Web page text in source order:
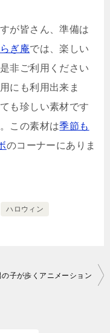
が皆さん、準備は
ぎ庵では、楽しい
非ご利用ください
にも利用出来ま
も珍しい素材です
この素材は季節も
のコーナーにありま
ハロウィン
の子が歩くアニメーション